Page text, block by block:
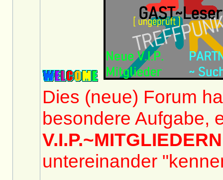
Dies (neue) Forum
besondere Aufgabe,
V.I.P.~MITGLIEDERN
untereinander